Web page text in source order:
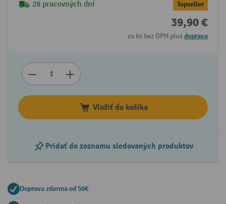
28 pracovných dní Topseller
39,90 €
za ks bez DPH plusdoprava
Vložiť do košíka
Pridať do zoznamu sledovaných produktov
Doprava zdarma od 50€